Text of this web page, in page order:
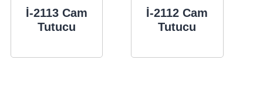
İ-2113 Cam
Tutucu
İ-2112 Cam
Tutucu